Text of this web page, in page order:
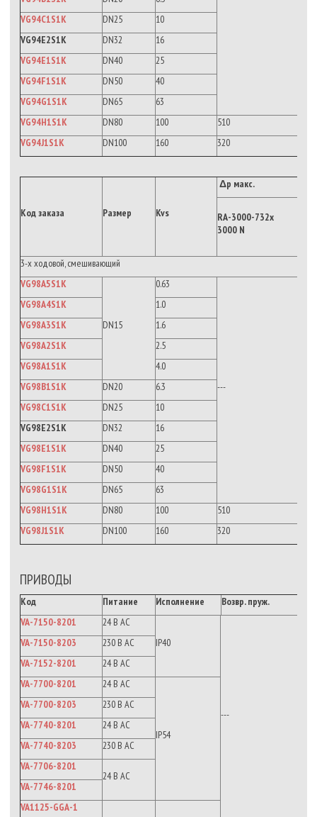
VG94C1S1K
DN25
10
VG94E2S1K
DN32
16
VG94E1S1K
DN40
25
VG94F1S1K
DN50
40
VG94G1S1K
DN65
63
VG94H1S1K
DN80 100
510
VG94J1S1K
DN100 160 320
Код заказа Размер Kvs
Δp макс.
RA-3000-732x
3000 N
3-х ходовой, смешивающий
VG98A5S1K
DN15
0.63
---
VG98A4S1K
1.0
VG98A3S1K
1.6
VG98A2S1K
2.5
VG98A1S1K
4.0
VG98B1S1K
DN20
6.3
VG98C1S1K
DN25
10
VG98E2S1K
DN32
16
VG98E1S1K
DN40
25
VG98F1S1K
DN50
40
VG98G1S1K
DN65
63
VG98H1S1K
DN80 100
510
VG98J1S1K
DN100 160 320
ПРИВОДЫ
Код Питание Исполнение
Возвр. пруж.
VA-7150-8201
24 В AC
IP40
---
VA-7150-8203
230 В АС
VA-7152-8201
24 В AC
VA-7700-8201
24 В AC
IP54
VA-7700-8203
230 В АС
VA-7740-8201
24 В AC
VA-7740-8203
230 В АС
VA-7706-8201
24 В AC
VA-7746-8201
VA1125-GGA-1